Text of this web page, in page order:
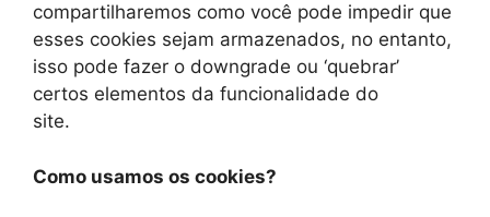
compartilharemos como você pode impedir que
esses cookies sejam armazenados, no entanto,
isso pode fazer o downgrade ou ‘quebrar’
certos elementos da funcionalidade do
site.
Como usamos os cookies?